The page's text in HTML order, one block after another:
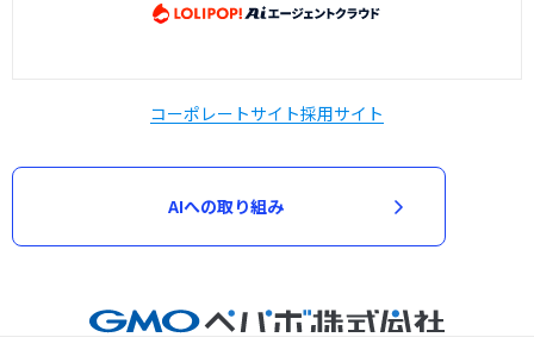
コーポレートサイト採用サイト
AIへの取り組み